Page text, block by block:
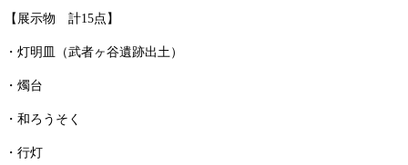
【展示物 計15点】
・灯明皿（武者ヶ谷遺跡出土）
・燭台
・和ろうそく
・行灯